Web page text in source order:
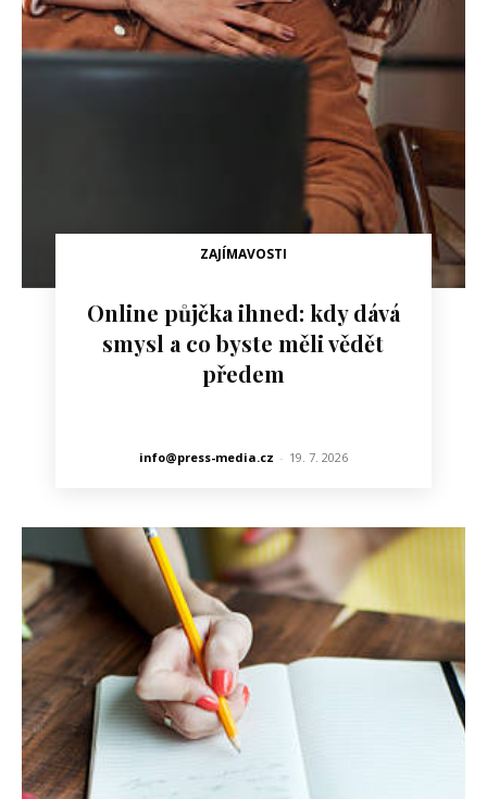
ZAJÍMAVOSTI
Online půjčka ihned: kdy dává
smysl a co byste měli vědět
předem
info@press-media.cz - 19. 7. 2026